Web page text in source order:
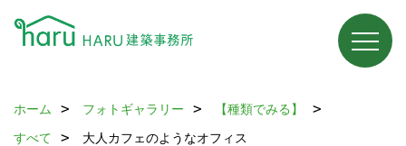
ホーム フォトギャラリー
【種類でみる】
すべて
大人カフェのようなオフィス